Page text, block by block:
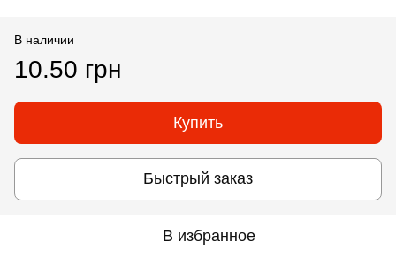
В наличии
10.50 грн
Купить
Быстрый заказ
В избранное